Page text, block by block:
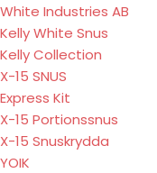
White Industries AB
Kelly White Snus
Kelly Collection
X-15 SNUS
Express Kit
X-15 Portionssnus
X-15 Snuskrydda
YOIK